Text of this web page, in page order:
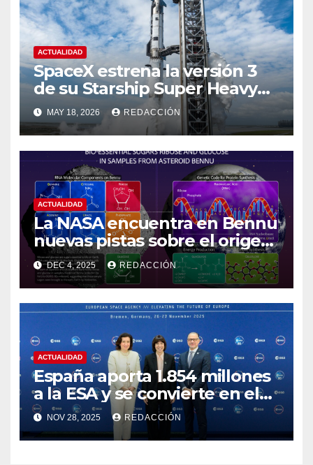
ACTUALIDAD
SpaceX estrena la versión 3
de su Starship Super Heavy
esta semana
MAY 18, 2026 REDACCIÓN
ACTUALIDAD
La NASA encuentra en Bennu
nuevas pistas sobre el origen
de la vida
DEC 4, 2025 REDACCIÓN
ACTUALIDAD
España aporta 1.854 millones
a la ESA y se convierte en el
cuarto país más
contribuyente
NOV 28, 2025 REDACCIÓN